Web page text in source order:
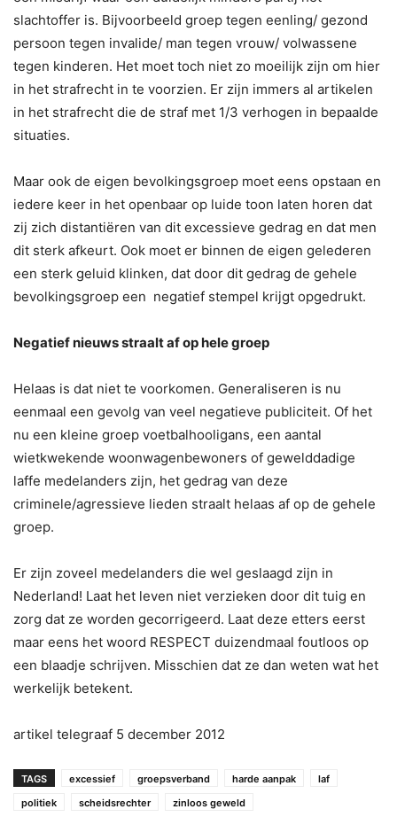
slachtoffer is. Bijvoorbeeld groep tegen eenling/ gezond
persoon tegen invalide/ man tegen vrouw/ volwassene
tegen kinderen. Het moet toch niet zo moeilijk zijn om hier
in het strafrecht in te voorzien. Er zijn immers al artikelen
in het strafrecht die de straf met 1/3 verhogen in bepaalde
situaties.
Maar ook de eigen bevolkingsgroep moet eens opstaan en
iedere keer in het openbaar op luide toon laten horen dat
zij zich distantiëren van dit excessieve gedrag en dat men
dit sterk afkeurt. Ook moet er binnen de eigen gelederen
een sterk geluid klinken, dat door dit gedrag de gehele
bevolkingsgroep een negatief stempel krijgt opgedrukt.
Negatief nieuws straalt af op hele groep
Helaas is dat niet te voorkomen. Generaliseren is nu
eenmaal een gevolg van veel negatieve publiciteit. Of het
nu een kleine groep voetbalhooligans, een aantal
wietkwekende woonwagenbewoners of gewelddadige
laffe medelanders zijn, het gedrag van deze
criminele/agressieve lieden straalt helaas af op de gehele
groep.
Er zijn zoveel medelanders die wel geslaagd zijn in
Nederland! Laat het leven niet verzieken door dit tuig en
zorg dat ze worden gecorrigeerd. Laat deze etters eerst
maar eens het woord RESPECT duizendmaal foutloos op
een blaadje schrijven. Misschien dat ze dan weten wat het
werkelijk betekent.
artikel telegraaf 5 december 2012
TAGS excessief groepsverband harde aanpak
laf
politiek
scheidsrechter zinloos geweld